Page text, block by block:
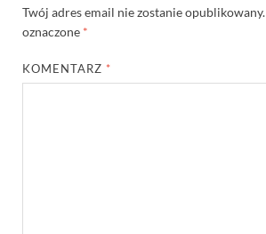
Twój adres email nie zostanie opublikowany.
oznaczone *
KOMENTARZ *